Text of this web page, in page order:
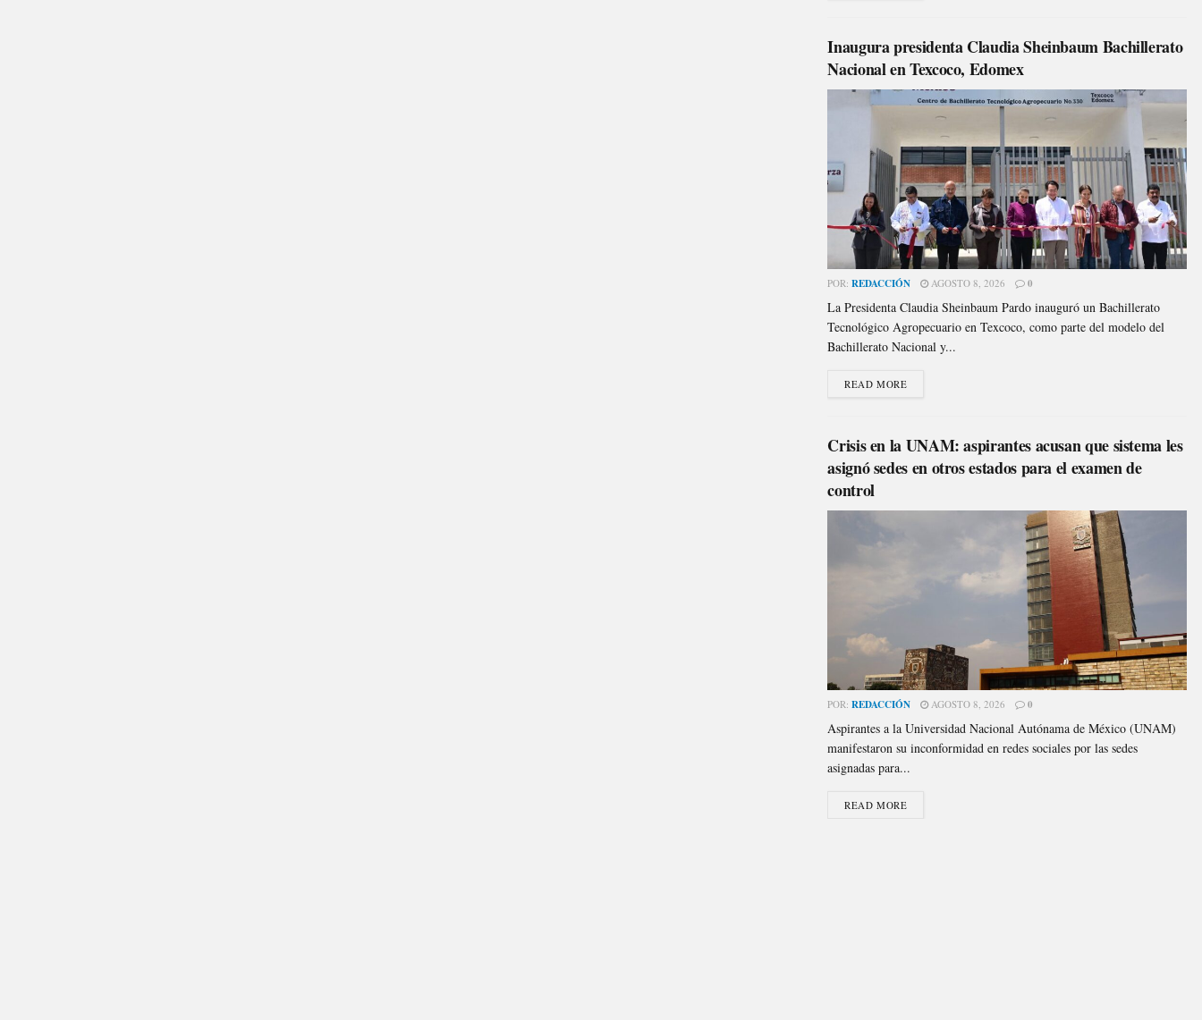
Inaugura presidenta Claudia Sheinbaum Bachillerato
Nacional en Texcoco, Edomex
POR: REDACCIÓN AGOSTO 8, 2026 0
La Presidenta Claudia Sheinbaum Pardo inauguró un Bachillerato
Tecnológico Agropecuario en Texcoco, como parte del modelo del
Bachillerato Nacional y...
READ MORE
Crisis en la UNAM: aspirantes acusan que sistema les
asignó sedes en otros estados para el examen de
control
POR: REDACCIÓN AGOSTO 8, 2026 0
Aspirantes a la Universidad Nacional Autónama de México (UNAM)
manifestaron su inconformidad en redes sociales por las sedes
asignadas para...
READ MORE